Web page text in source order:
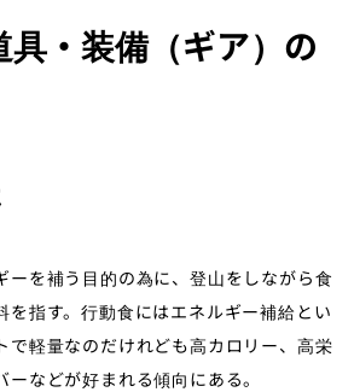
・装備（ギア）の
ーを補う目的の為に、登山をしながら食
を指す。行動食にはエネルギー補給とい
で軽量なのだけれども高カロリー、高栄
などが好まれる傾向にある。